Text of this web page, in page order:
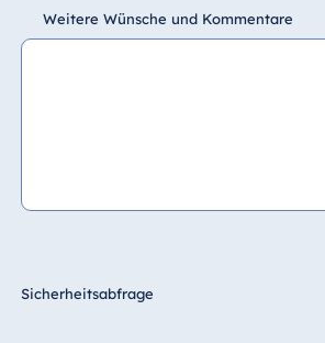
Weitere Wünsche und Kommentare
Sicherheitsabfrage